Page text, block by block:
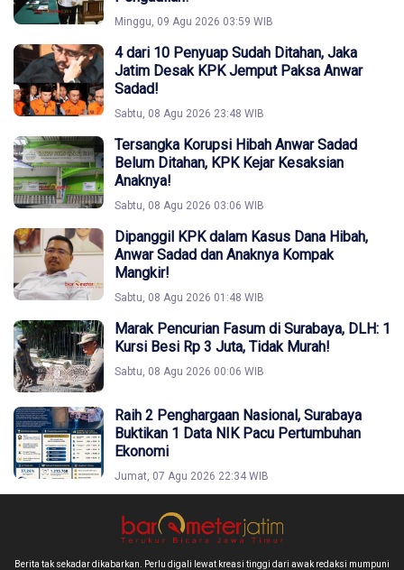
Minggu, 09 Agu 2026 03:59 WIB
4 dari 10 Penyuap Sudah Ditahan, Jaka
Jatim Desak KPK Jemput Paksa Anwar
Sadad!
Sabtu, 08 Agu 2026 23:48 WIB
Tersangka Korupsi Hibah Anwar Sadad
Belum Ditahan, KPK Kejar Kesaksian
Anaknya!
Sabtu, 08 Agu 2026 03:06 WIB
Dipanggil KPK dalam Kasus Dana Hibah,
Anwar Sadad dan Anaknya Kompak
Mangkir!
Sabtu, 08 Agu 2026 01:48 WIB
Marak Pencurian Fasum di Surabaya, DLH: 1
Kursi Besi Rp 3 Juta, Tidak Murah!
Sabtu, 08 Agu 2026 00:06 WIB
Raih 2 Penghargaan Nasional, Surabaya
Buktikan 1 Data NIK Pacu Pertumbuhan
Ekonomi
Jumat, 07 Agu 2026 22:34 WIB
Berita tak sekadar dikabarkan. Perlu digali lewat kreasi tinggi dari awak redaksi mumpuni